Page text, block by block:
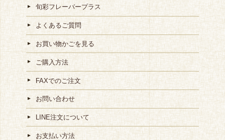
旬彩フレーバープラス
よくあるご質問
お買い物かごを見る
ご購入方法
FAXでのご注文
お問い合わせ
LINE注文について
お支払い方法